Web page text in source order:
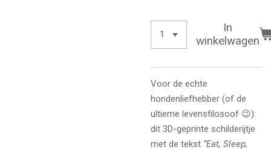
In
winkelwagen
Voor de echte
hondenliefhebber (of de
ultieme levensfilosoof 😉):
dit 3D-geprinte schilderijtje
met de tekst “Eat, Sleep,